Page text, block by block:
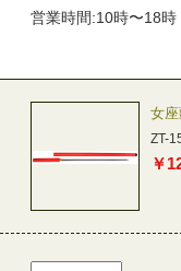
営業時間:10時〜18時
女
ZT-
￥